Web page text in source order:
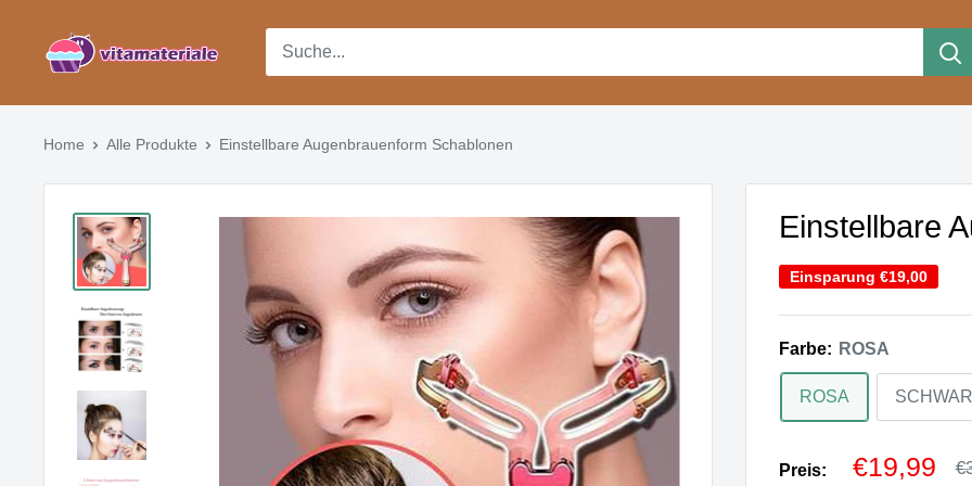
Vitamateriale
Home Alle Produkte Einstellbare Augenbrauenform Schablonen
Einstellbare
Einsparung €19,00
Farbe: ROSA
ROSA
Preis: €19,99